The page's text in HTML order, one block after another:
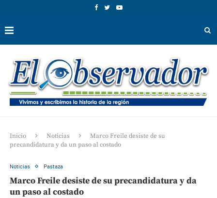
Inicio Noticias
Marco Freile desiste de su
precandidatura y da un paso al costado
Noticias Pastaza
Marco Freile desiste de su precandidatura y da
un paso al costado